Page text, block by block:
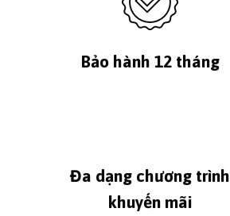
Bảo hành 12 tháng
Đa dạng chương trình
khuyến mãi